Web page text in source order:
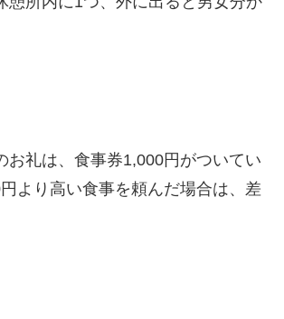
お礼は、食事券1,000円がついてい
より高い食事を頼んだ場合は、差